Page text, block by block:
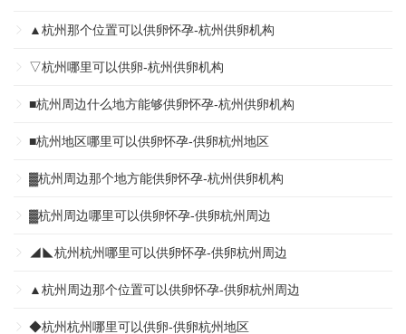
▲杭州那个位置可以供卵怀孕-杭州供卵机构
▽杭州哪里可以供卵-杭州供卵机构
■杭州周边什么地方能够供卵怀孕-杭州供卵机构
■杭州地区哪里可以供卵怀孕-供卵杭州地区
▓杭州周边那个地方能供卵怀孕-杭州供卵机构
▓杭州周边哪里可以供卵怀孕-供卵杭州周边
◢◣杭州杭州哪里可以供卵怀孕-供卵杭州周边
▲杭州周边那个位置可以供卵怀孕-供卵杭州周边
◆杭州杭州哪里可以供卵-供卵杭州地区